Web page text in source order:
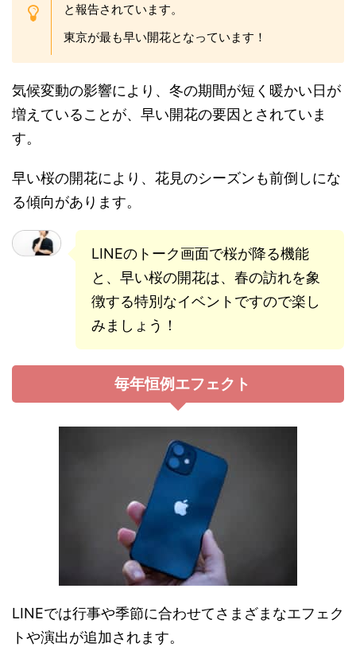
と報告されています。
東京が最も早い開花となっています！
気候変動の影響により、冬の期間が短く暖かい日が
増えていることが、早い開花の要因とされていま
す。
早い桜の開花により、花見のシーズンも前倒しにな
る傾向があります。
LINEのトーク画面で桜が降る機能
と、早い桜の開花は、春の訪れを象
徴する特別なイベントですので楽し
みましょう！
毎年恒例エフェクト
LINEでは行事や季節に合わせてさまざまなエフェク
トや演出が追加されます。